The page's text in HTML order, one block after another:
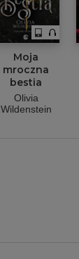
Moja
mroczna
bestia
Olivia
Wildenstein